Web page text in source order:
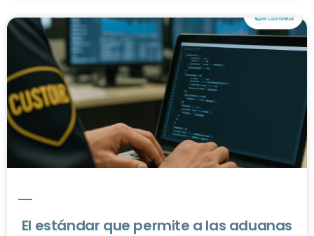
El estándar que permite a las aduanas